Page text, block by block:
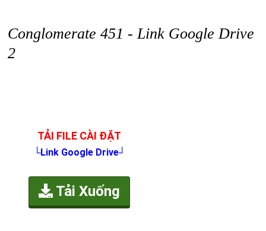
Conglomerate 451 - Link Google Drive
2
TẢI FILE CÀI ĐẶT
└Link Google Drive┘
Tải Xuống